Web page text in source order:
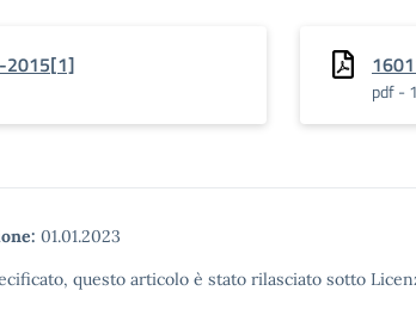
2015[1]
pdf -
01.01.2023
questo articolo è stato rilasciato sotto